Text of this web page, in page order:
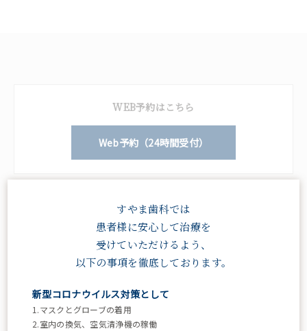
WEB予約はこちら
Web予約（24時間受付）
電話予約はこちら
095-843-7234
受付：9:00 - 18:00
休診：土午後・日・祝
時間 月 火 水
9:00
すやま歯科では
患者様に安心して治療を
受けていただけるよう、
以下の事項を徹底しております。
新型コロナウイルス対策として
1.マスクとグローブの着用
2.室内の換気、空気清浄機の稼働